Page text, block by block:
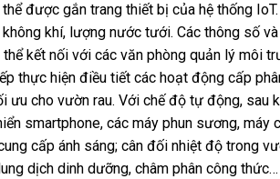
được gắn trang thiết bị của hệ thống
khí, lượng nước tưới. Các thông số
kết nối với các văn phòng quản lý môi
thực hiện điều tiết các hoạt động cấp
cho vườn rau. Với chế độ tự động, sau
smartphone, các máy phun sương,
cấp ánh sáng; cân đối nhiệt độ trong
dịch dinh dưỡng, châm phân công